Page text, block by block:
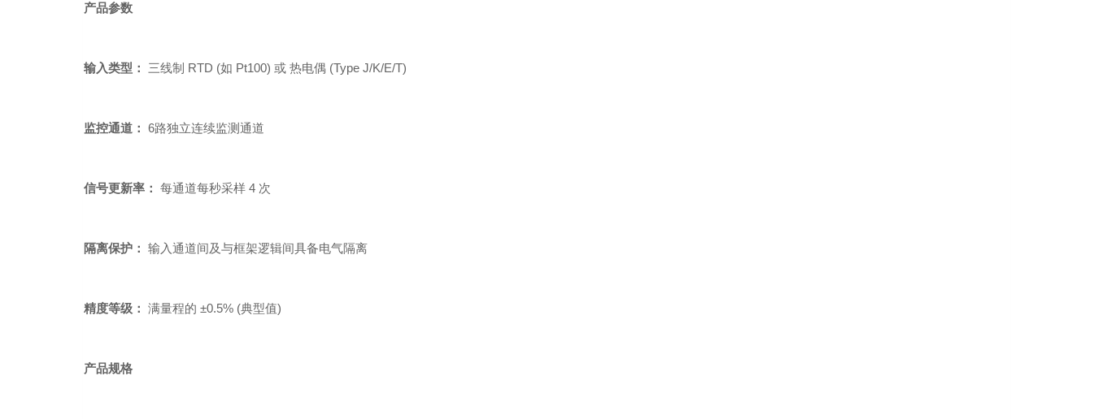
产品参数
输入类型： 三线制 RTD (如 Pt100) 或 热电偶 (Type J/K/E/T)
监控通道： 6路独立连续监测通道
信号更新率： 每通道每秒采样 4 次
隔离保护： 输入通道间及与框架逻辑间具备电气隔离
精度等级： 满量程的 ±0.5% (典型值)
产品规格